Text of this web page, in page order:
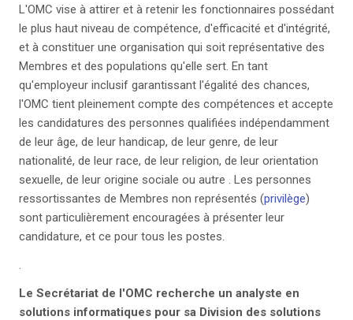
L'OMC vise à attirer et à retenir les fonctionnaires possédant
le plus haut niveau de compétence, d'efficacité et d'intégrité,
et à constituer une organisation qui soit représentative des
Membres et des populations qu'elle sert. En tant
qu'employeur inclusif garantissant l'égalité des chances,
l'OMC tient pleinement compte des compétences et accepte
les candidatures des personnes qualifiées indépendamment
de leur âge, de leur handicap, de leur genre, de leur
nationalité, de leur race, de leur religion, de leur orientation
sexuelle, de leur origine sociale ou autre . Les personnes
ressortissantes de Membres non représentés (privilège)
sont particulièrement encouragées à présenter leur
candidature, et ce pour tous les postes.
.
Le Secrétariat de l'OMC recherche un analyste en
solutions informatiques pour sa Division des solutions